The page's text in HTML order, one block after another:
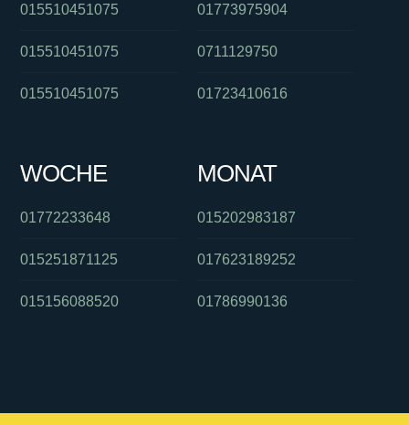
015510451075
015510451075
015510451075
01773975904
0711129750
01723410616
WOCHE
01772233648
015251871125
015156088520
MONAT
015202983187
017623189252
01786990136